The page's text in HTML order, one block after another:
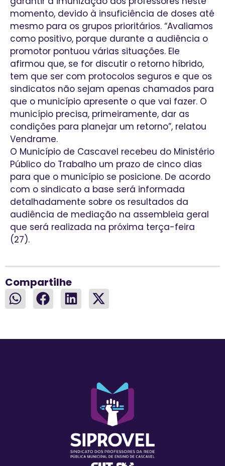
momento, devido à insuficiência de doses até
mesmo para os grupos prioritários. “Avaliamos
como positivo, porque durante a audiência o
promotor pontuou várias situações. Ele
afirmou que, se for discutir o retorno híbrido,
tem que ser com protocolos seguros e que os
sindicatos não sejam apenas chamados para
que o município apresente o que vai fazer. O
município precisa, primeiramente, dar as
condições para planejar um retorno”, relatou
Vendrame.
O Município de Cascavel recebeu do Ministério
Público do Trabalho um prazo de cinco dias
para que o município se posicione. De acordo
com o sindicato a base será informada
detalhadamente sobre os resultados da
audiência de mediação na assembleia geral
que será realizada na próxima terça-feira
(27).
Compartilhe